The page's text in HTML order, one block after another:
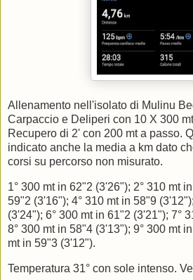
Allenamento nell'isolato di Mulinu
Carpaccio e Deliperi con 10 X 300
Recupero di 2' con 200 mt a passo.
indicato anche la media a km dato
corsi su percorso non misurato.
1° 300 mt in 62"2 (3'26"); 2° 310 mt
59"2 (3'16"); 4° 310 mt in 58"9
(3'24"); 6° 300 mt in 61"2 (3'21"); 7°
8° 300 mt in 58"4 (3'13"); 9° 300 mt
mt in 59"3 (3'12").
Temperatura 31° con sole intenso.